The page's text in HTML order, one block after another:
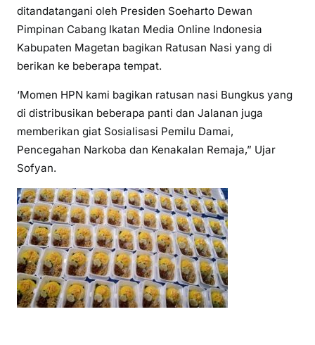
ditandatangani oleh Presiden Soeharto Dewan
Pimpinan Cabang Ikatan Media Online Indonesia
Kabupaten Magetan bagikan Ratusan Nasi yang di
berikan ke beberapa tempat.
‘Momen HPN kami bagikan ratusan nasi Bungkus yang
di distribusikan beberapa panti dan Jalanan juga
memberikan giat Sosialisasi Pemilu Damai,
Pencegahan Narkoba dan Kenakalan Remaja,” Ujar
Sofyan.